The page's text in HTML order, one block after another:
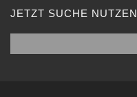
JETZT SUCHE NUTZEN